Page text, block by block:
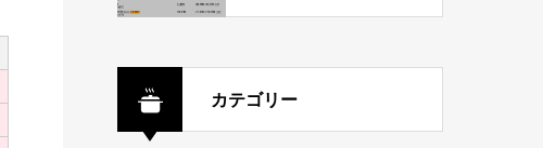
カテゴリー